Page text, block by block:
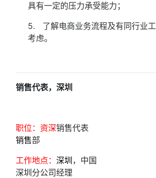
具有一定的压力承受能力；
5. 了解电商业务流程及有同行业
考虑。
销售代表，深圳
职位： 资深销售代
销售部
工作地点： 深圳 ，中
深圳分公司经理